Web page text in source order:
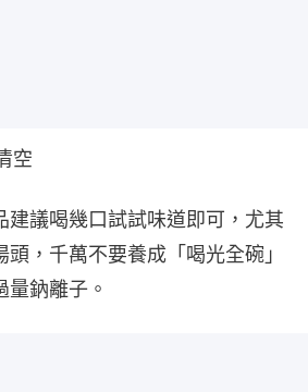
空
建議喝幾口試試味道即可，尤其
，千萬不要養成「喝光全碗」
量鈉離子。